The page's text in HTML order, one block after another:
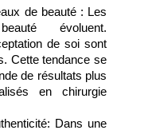
de beauté : Les
évoluent.
de soi sont
Cette tendance se
de résultats plus
en chirurgie
Dans une